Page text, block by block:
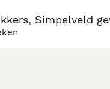
Simpelveld